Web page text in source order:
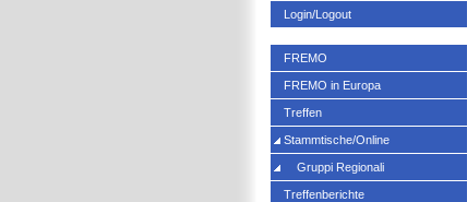
Login/Logout
FREMO
FREMO in Europa
Treffen
Stammtische/Online
Gruppi Regionali
Treffenberichte